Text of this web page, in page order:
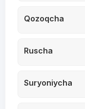
Qozoqcha
Ruscha
Suryoniycha